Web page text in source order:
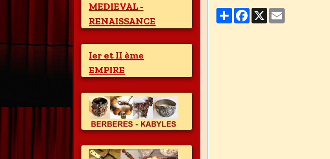
PartagerFacebook
X
MEDIEVAL -
RENAISSANCE
Ier et II ème
EMPIRE